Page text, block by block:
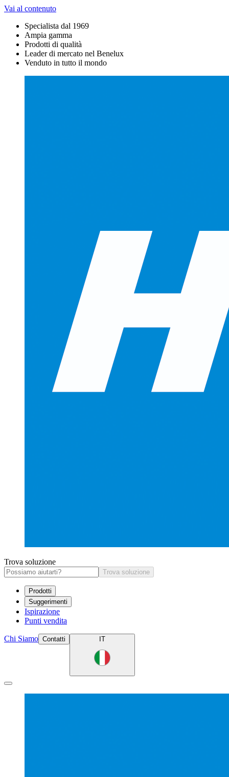
Vai al contenuto
Specialista dal 1969
Ampia gamma
Prodotti di qualità
Leader di mercato nel Benelux
Venduto in tutto il mondo
Trova soluzione
Trova soluzione
Prodotti
Suggerimenti
Ispirazione
Punti vendita
Chi Siamo Contatti IT